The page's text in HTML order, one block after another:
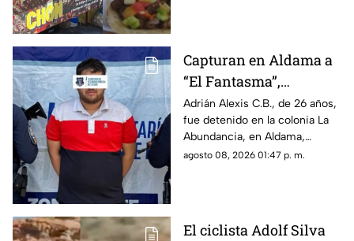
Capturan en Aldama a
“El Fantasma”,
señalado como jefe de
grupo delictivo
Adrián Alexis C.B., de 26 años,
fue detenido en la colonia La
Abundancia, en Aldama,
debido a una orden de
agosto 08, 2026 01:47 p. m.
El ciclista Adolf Silva